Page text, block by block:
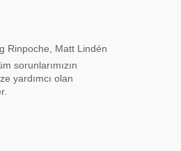
Rinpoche, Matt Lindén
sorunlarımızın
yardımcı olan